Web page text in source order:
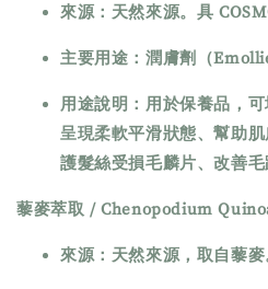
來源：天然來源。具
主要用途：潤膚劑（
用途說明：用於保養品，
呈現柔軟平滑狀態、幫助
護髮絲受損毛麟片、改善毛
藜麥萃取 / Chenopodium
來源：天然來源，取自藜麥